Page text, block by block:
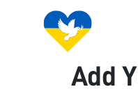
Add